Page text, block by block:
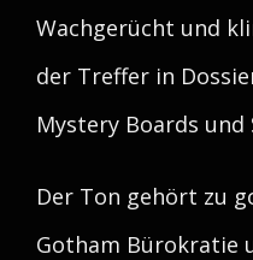
Wachgerücht und
der Treffer in
Mystery Boards und
Der Ton gehört zu
Gotham Bürokratie